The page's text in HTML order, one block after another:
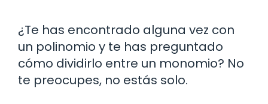
¿Te has encontrado alguna vez con
un polinomio y te has preguntado
cómo dividirlo entre un monomio? No
te preocupes, no estás solo.